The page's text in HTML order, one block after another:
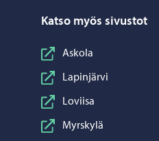
Katso myös sivustot
Askola
Lapinjärvi
Loviisa
Myrskylä